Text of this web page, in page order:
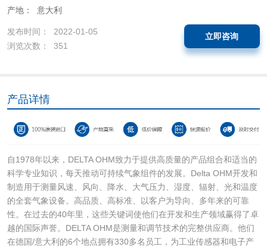
产地： 意大利
发布时间： 2022-01-05
浏览次数： 351
立即咨询
产品详情
自1978年以来，DELTA OHM致力于提供高质量的产品组合和适当的
科学专业知识，每天推动可持续气象组件的发展。Delta OHM开发和
制造用于测量风速、风向、降水、大气压力、湿度、辐射、光和温度
的全套气象设备。高品质、高标准、以客户为导向、多年来的可靠
性。在过去的40年里，这些关键词使他们在开发和生产领域赢得了卓
越的国际声誉。DELTA OHM是测量和调节技术的完整供应商。他们
在德国/意大利的6个地点拥有330多名员工，为工业传感器和电子产